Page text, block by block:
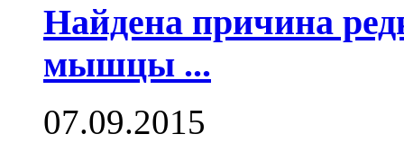
Найдена причина
мышцы ...
07.09.2015